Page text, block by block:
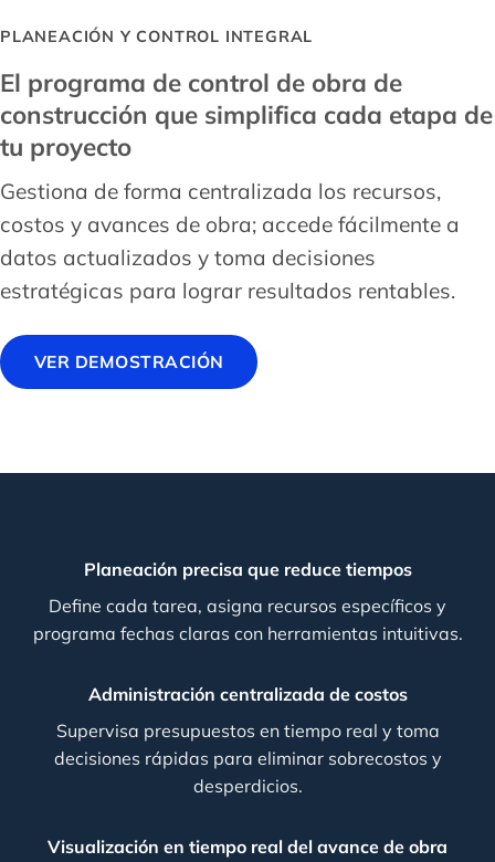
PLANEACIÓN Y CONTROL INTEGRAL
El programa de control de obra de
construcción que simplifica cada etapa de
tu proyecto
Gestiona de forma centralizada los recursos,
costos y avances de obra; accede fácilmente a
datos actualizados y toma decisiones
estratégicas para lograr resultados rentables.
VER DEMOSTRACIÓN
Planeación precisa que reduce tiempos
Define cada tarea, asigna recursos específicos y
programa fechas claras con herramientas intuitivas.
Administración centralizada de costos
Supervisa presupuestos en tiempo real y toma
decisiones rápidas para eliminar sobrecostos y
desperdicios.
Visualización en tiempo real del avance de obra